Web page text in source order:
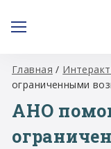
Главная /
ограниченными
АНО